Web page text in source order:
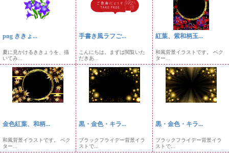
png ききょ...
夏に見かけるききょうを、描
いてみ...
手書き風ラフご...
こんにちは。まずは閲覧いた
だきあ...
紅葉、紫和柄玉...
和風背景イラストです。 ベク
ター...
金色紅葉、和柄...
和風背景イラストです。 ベク
ター...
黒・金色・キラ...
ブラックフライデー背景イラ
ストで...
黒・金色・キラ...
ブラックフライデー背景イラ
ストで...